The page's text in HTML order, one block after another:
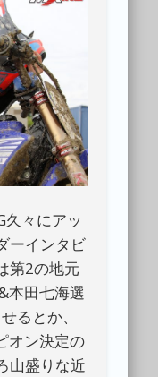
久々にアッ
ーインタビ
第2の地元
本田七海選
るとか、
オン決定の
山盛りな近